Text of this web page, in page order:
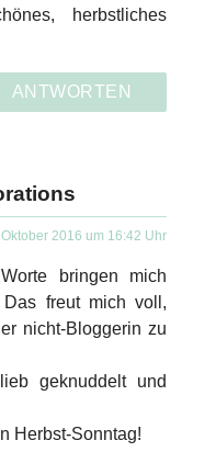
herbstliches
ANTWORTEN
2016 um 16:42 Uhr
bringen mich
freut mich voll,
nicht-Bloggerin zu
geknuddelt und
Herbst-Sonntag!